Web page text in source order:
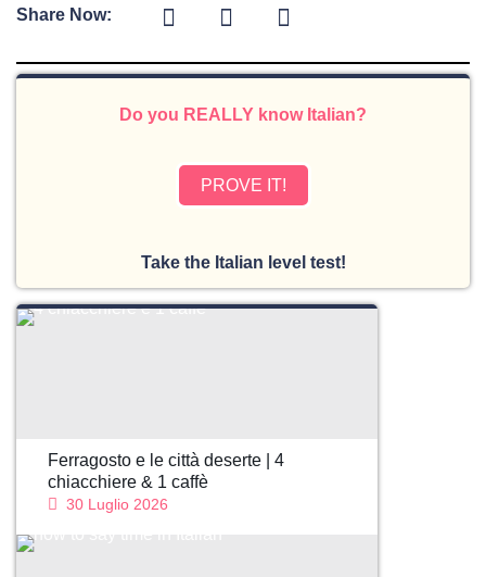
Share Now:
Do you REALLY know Italian?
PROVE IT!
Take the Italian level test!
Ferragosto e le città deserte | 4
chiacchiere & 1 caffè
30 Luglio 2026